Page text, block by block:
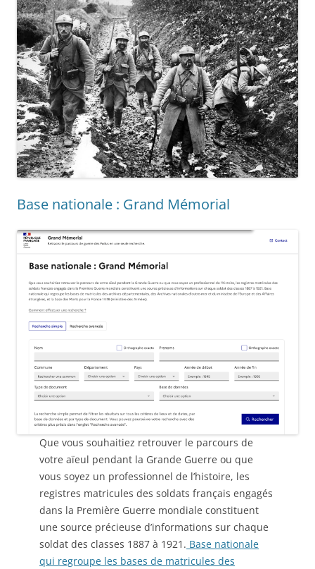
Base nationale : Grand Mémorial
Que vous souhaitiez retrouver le parcours de
votre aïeul pendant la Grande Guerre ou que
vous soyez un professionnel de l’histoire, les
registres matricules des soldats français engagés
dans la Première Guerre mondiale constituent
une source précieuse d’informations sur chaque
soldat des classes 1887 à 1921. Base nationale
qui regroupe les bases de matricules des